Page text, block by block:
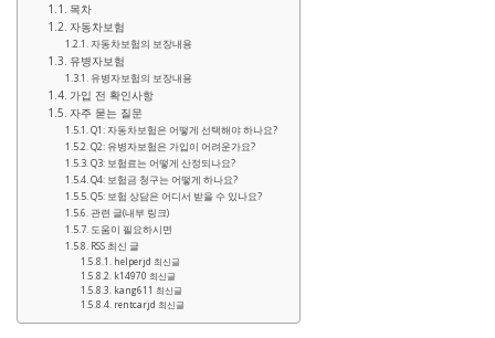
목차
자동차보험
자동차보험의 보장내용
유병자보험
유병자보험의 보장내용
가입 전 확인사항
자주 묻는 질문
Q1: 자동차보험은 어떻게 선택해야 하나요?
Q2: 유병자보험은 가입이 어려운가요?
Q3: 보험료는 어떻게 산정되나요?
Q4: 보험금 청구는 어떻게 하나요?
Q5: 보험 상담은 어디서 받을 수 있나요?
관련 글(내부 링크)
도움이 필요하시면
RSS 최신 글
helperjd 최신글
k14970 최신글
kang611 최신글
rentcarjd 최신글